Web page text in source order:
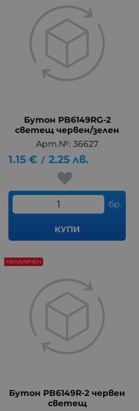
Бутон PB6149RG-2
светещ червен/зелен
Арт.№: 36627
1.15 € / 2.25 лв.
бр.
КУПИ
Бутон PB6149R-2 червен
светещ
НЕНАЛИЧЕН